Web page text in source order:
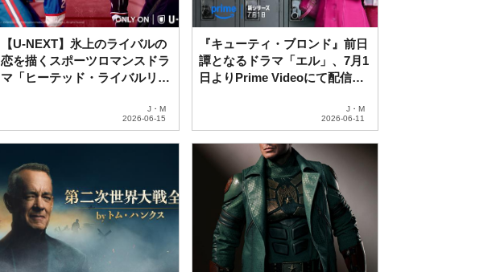
【U-NEXT】氷上のライバルの
恋を描くスポーツロマンスドラ
マ「ヒーテッド・ライバルリ
J・M
『キューティ・ブロンド』前日
譚となるドラマ「エル」、7月1
日よりPrime Videoにて配信！
J・M